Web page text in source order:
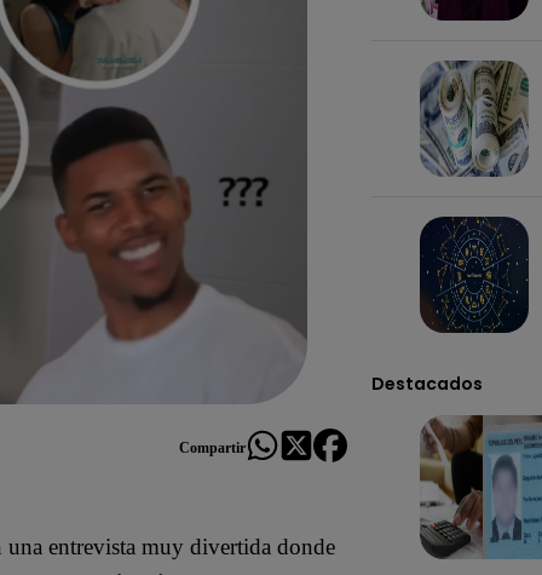
Compartir
una entrevista muy divertida donde
Destacados